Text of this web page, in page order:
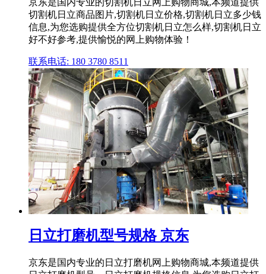
切割机日立商品图片,切割机日立价格,切割机日立多少钱
信息,为您选购提供全方位切割机日立怎么样,切割机日立
好不好参考,提供愉悦的网上购物体验！
联系电话: 180 3780 8511
日立打磨机型号规格 京东
京东是国内专业的日立打磨机网上购物商城,本频道提供